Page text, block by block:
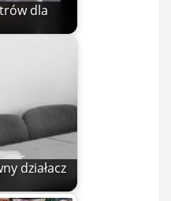
dla
działacz